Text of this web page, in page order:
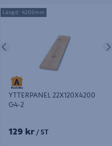
YTTERPANEL 22X120X4200 G4-2
YTTERPANEL 22X120X4200
G4-2
129 kr / ST
Längd: 4200mm